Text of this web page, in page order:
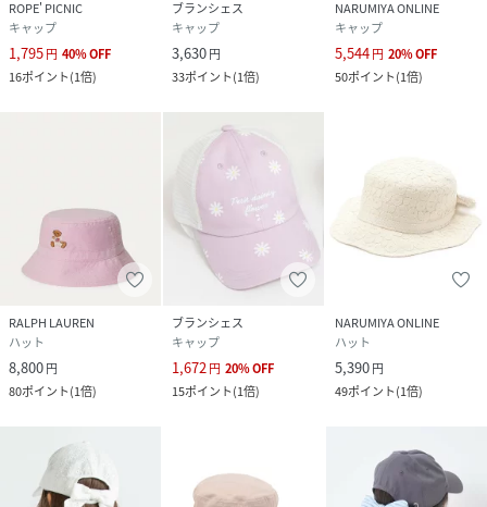
ROPE' PICNIC
キャップ
1,795円 40%OFF
16ポイント(1倍)
ブランシェス
キャップ
3,630円
33ポイント(1倍)
NARUMIYA ONLINE
キャップ
5,544円 20%OFF
50ポイント(1倍)
RALPH LAUREN
ハット
8,800円
80ポイント(1倍)
ブランシェス
キャップ
1,672 円 20%OFF
15ポイント(1倍)
NARUMIYA ONLINE
ハット
5,390円
49ポイント(1倍)